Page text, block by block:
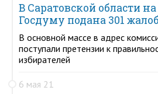
В Саратовской области
Госдуму подана 301
В основной массе в адрес
поступали претензии к
избирателей
6 мая 21